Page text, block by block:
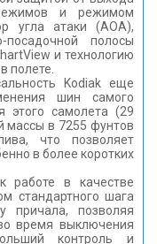
и режимом
угла атаки (AOA),
посадочной полосы
и технологию
полете.
Kodiak еще
шин самого
этого самолета (29
массы в 7255 фунтов
что позволяет
в более коротких
работе в качестве
стандартного шага
причала, позволяя
время выключения
контроль и